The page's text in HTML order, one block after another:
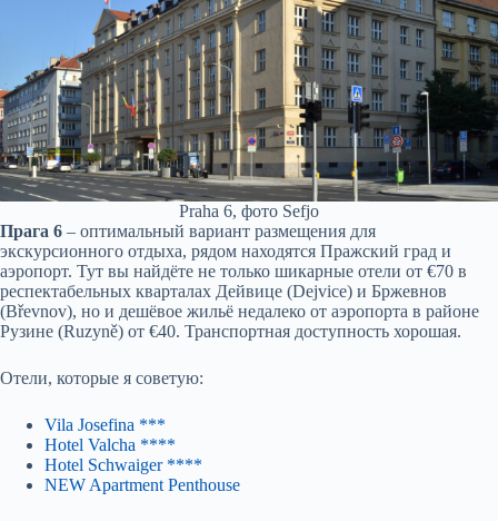
Praha 6, фото Sefjo
Прага 6 – оптимальный вариант размещения для
экскурсионного отдыха, рядом находятся Пражский град и
аэропорт. Тут вы найдёте не только шикарные отели от €70 в
респектабельных кварталах Дейвице (Dejvice) и Бржевнов
(Břevnov), но и дешёвое жильё недалеко от аэропорта в районе
Рузине (Ruzyně) от €40. Транспортная доступность хорошая.
Отели, которые я советую:
Vila Josefina ***
Hotel Valcha ****
Hotel Schwaiger ****
NEW Apartment Penthouse